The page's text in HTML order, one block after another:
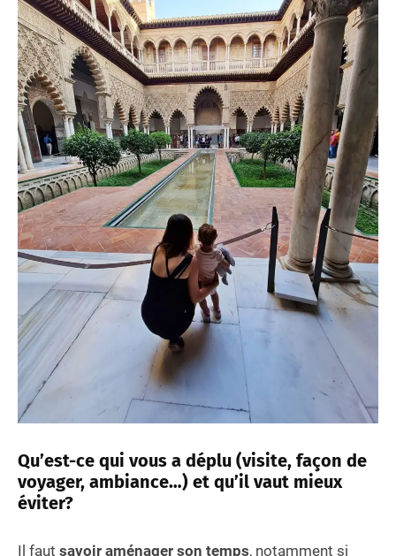
Qu’est-ce qui vous a déplu (visite, façon de
voyager, ambiance…) et qu’il vaut mieux
éviter?
Il faut savoir aménager son temps, notamment si